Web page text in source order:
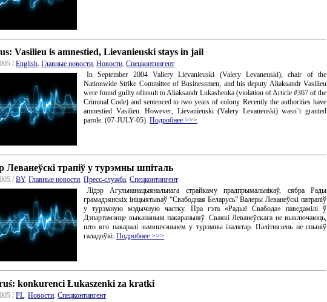
Vasilieu is amnestied, Lievanieuski stays in jail
/ English Главные новости Новости Спецконтингент
In September 2004 Valiery Lievanieuski (Valery Levaneuski), chair of the
Nationwide Strike Committee of Businessmen, and his deputy Aliaksandr Vasilieu
were found guilty ofinsult to Aliaksandr Lukashenka (violation of Article #367 of the
Criminal Code) and sentenced to two years of colony. Recently the authorities have
amnestied Vasilieu. However, Lievanieuski (Valery Levaneuski) wasn´t granted
parole. (07-JULY-05). Подробнее >>>
Леванеўскі трапіў у турэмны шпіталь
/ BY, Главные новости Пресс-служба Спецконтингент
Лідэр Агульнанацыянальнага страйкаму прадпрымальнікаў, сябра Рады
грамадзянскіх ініцыятываў “Свабодная Беларусь” Валеры Леванеўскі патрапіў
у турэмную мэдычную частку. Пра гэта «Радыё Свабода» паведамілі ў
Дэпартамэнце выкананьня пакараньняў. Сваякі Леванеўскага не выключаюць,
што яго пакаралі зьмяшчэньнем у турэмны ізалятар. Палітвязень не спыніў
галадоўкі. Подробнее >>>
konkurenci Łukaszenki za kratki
/ PL Новости Спецконтингент